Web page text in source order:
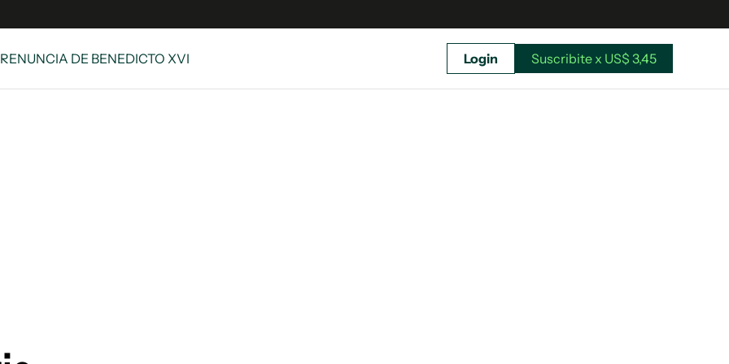
DE BENEDICTO XVI Login Suscribite x US$ 3,45